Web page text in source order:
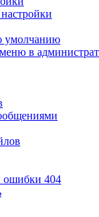
умолчанию
в
ошибки 404